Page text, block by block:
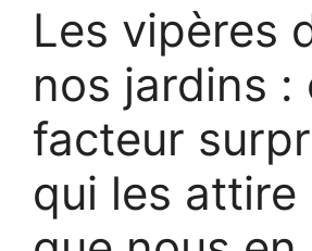
Les vipères
nos jardins :
facteur
qui les attire